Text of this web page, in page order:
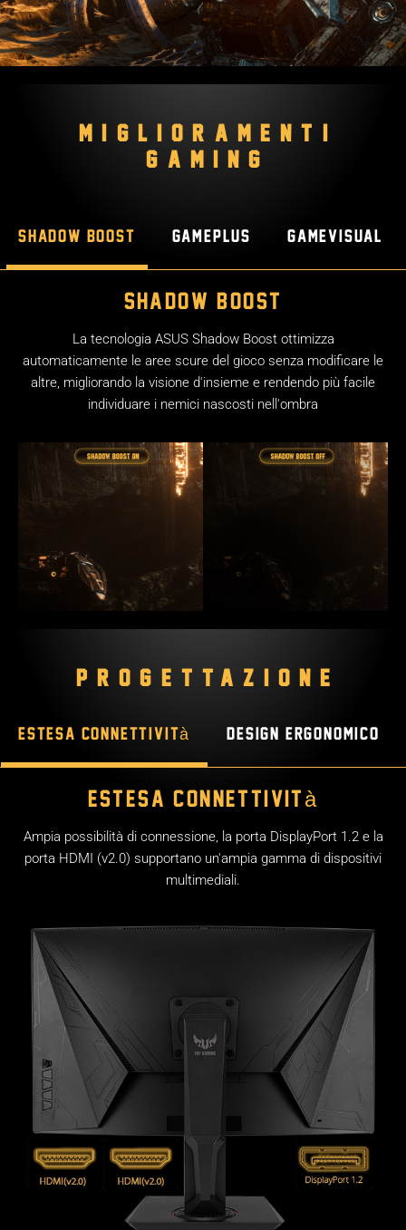
MIGLIORAMENTI
GAMING
Shadow Boost GamePlus GameVisual
Shadow Boost
La tecnologia ASUS Shadow Boost ottimizza
automaticamente le aree scure del gioco senza modificare le
altre, migliorando la visione d'insieme e rendendo più facile
individuare i nemici nascosti nell'ombra
PROGETTAZIONE
Estesa connettività Design ergonomico
Estesa connettività
Ampia possibilità di connessione, la porta DisplayPort 1.2 e la
porta HDMI (v2.0) supportano un'ampia gamma di dispositivi
multimediali.